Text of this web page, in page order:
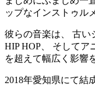
ップなインストゥル
彼らの音楽は、 古い
HIP HOP、 そしてア
を超えて幅広く影響
2018年愛知県にて結